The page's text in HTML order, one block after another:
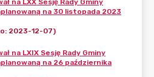
na LXX Sesję Rady Gminy
na 30 listopada 2023
2023-12-07)
na LXIX Sesję Rady Gminy
na 26 października